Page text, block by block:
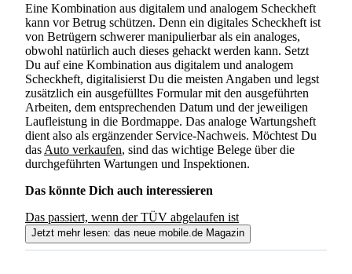
Eine Kombination aus digitalem und analogem Scheckheft
kann vor Betrug schützen. Denn ein digitales Scheckheft ist
von Betrügern schwerer manipulierbar als ein analoges,
obwohl natürlich auch dieses gehackt werden kann. Setzt
Du auf eine Kombination aus digitalem und analogem
Scheckheft, digitalisierst Du die meisten Angaben und legst
zusätzlich ein ausgefülltes Formular mit den ausgeführten
Arbeiten, dem entsprechenden Datum und der jeweiligen
Laufleistung in die Bordmappe. Das analoge Wartungsheft
dient also als ergänzender Service-Nachweis. Möchtest Du
das Auto verkaufen, sind das wichtige Belege über die
durchgeführten Wartungen und Inspektionen.
Das könnte Dich auch interessieren
Das passiert, wenn der TÜV abgelaufen ist
Jetzt mehr lesen: das neue mobile.de Magazin